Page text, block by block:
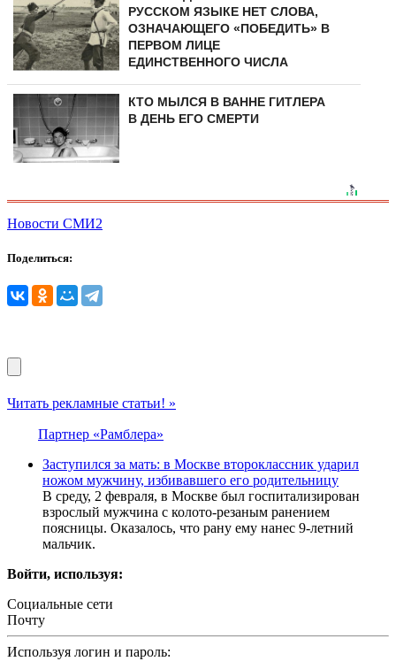
РУССКОМ ЯЗЫКЕ НЕТ СЛОВА,
ОЗНАЧАЮЩЕГО «ПОБЕДИТЬ» В
ПЕРВОМ ЛИЦЕ
ЕДИНСТВЕННОГО ЧИСЛА
КТО МЫЛСЯ В ВАННЕ ГИТЛЕРА
В ДЕНЬ ЕГО СМЕРТИ
Новости СМИ2
Поделиться:
Читать рекламные статьи! »
Партнер «Рамблера»
Заступился за мать: в Москве второклассник ударил
ножом мужчину, избивавшего его родительницу
В среду, 2 февраля, в Москве был госпитализирован
взрослый мужчина с колото-резаным ранением
поясницы. Оказалось, что рану ему нанес 9-летний
мальчик.
Войти, используя:
Социальные сети
Почту
Используя логин и пароль: